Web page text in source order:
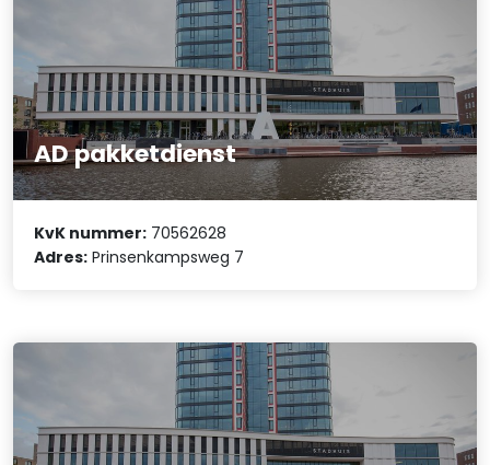
AD pakketdienst
KvK nummer: 70562628
Adres: Prinsenkampsweg 7